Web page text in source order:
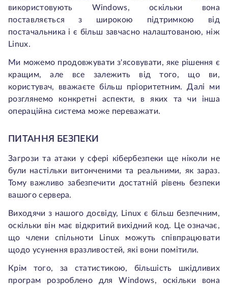
використовують Windows, оскільки вона
поставляється з широкою підтримкою від
постачальника і є більш завчасно налаштованою, ніж
Linux.
Ми можемо продовжувати з'ясовувати, яке рішення є
кращим, але все залежить від того, що ви,
користувач, вважаєте більш пріоритетним. Далі ми
розглянемо конкретні аспекти, в яких та чи інша
операційна система може переважати.
ПИТАННЯ БЕЗПЕКИ
Загрози та атаки у сфері кібербезпеки ще ніколи не
були настільки витонченими та реальними, як зараз.
Тому важливо забезпечити достатній рівень безпеки
вашого сервера.
Виходячи з нашого досвіду, Linux є більш безпечним,
оскільки він має відкритий вихідний код. Це означає,
що члени спільноти Linux можуть співпрацювати
щодо усунення вразливостей, які вони помітили.
Крім того, за статистикою, більшість шкідливих
програм розроблено для Windows, оскільки вона